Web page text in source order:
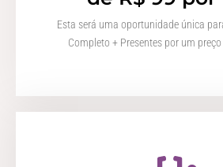
Esta será uma oportunidade única
Completo + Presentes por um preço